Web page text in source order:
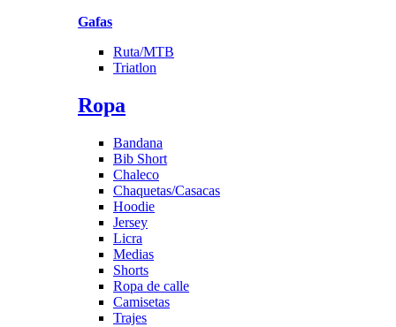
Gafas
Ruta/MTB
Triatlon
Ropa
Bandana
Bib Short
Chaleco
Chaquetas/Casacas
Hoodie
Jersey
Licra
Medias
Shorts
Ropa de calle
Camisetas
Trajes